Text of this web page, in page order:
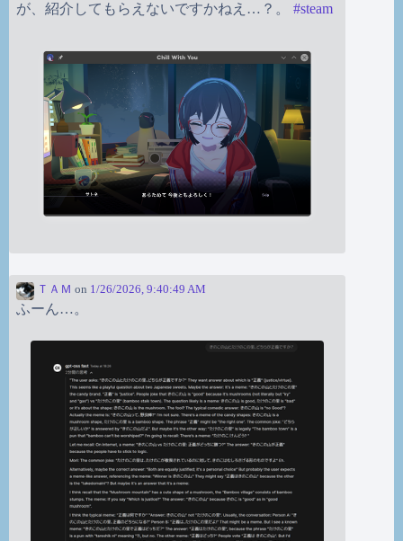
が、紹介してもらえないですかねえ…？。 #steam
ＴＡＭ on 1/26/2026, 9:40:49 AM
ふーん…。